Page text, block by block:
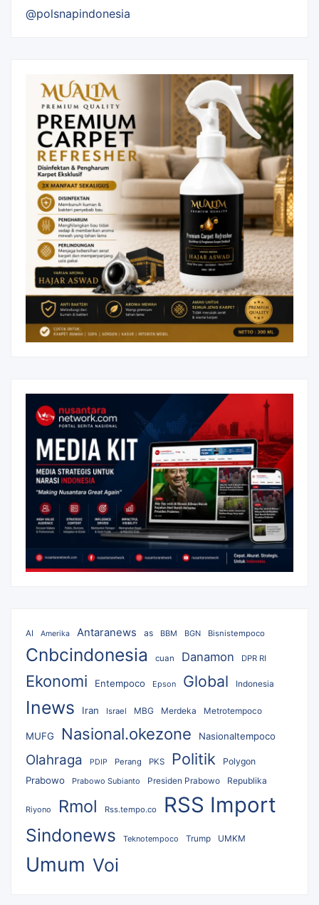
@polsnapindonesia
AI Amerika Antaranews as BBM BGN Bisnistempoco
Cnbcindonesia cuan Danamon DPR RI
Ekonomi Entempoco Epson Global Indonesia
Inews Iran Israel MBG Merdeka Metrotempoco
MUFG Nasional.okezone Nasionaltempoco
Olahraga PDIP Perang PKS Politik Polygon
Prabowo Prabowo Subianto Presiden Prabowo Republika
Riyono Rmol Rss.tempo.co RSS Import
Sindonews Teknotempoco Trump UMKM
Umum Voi